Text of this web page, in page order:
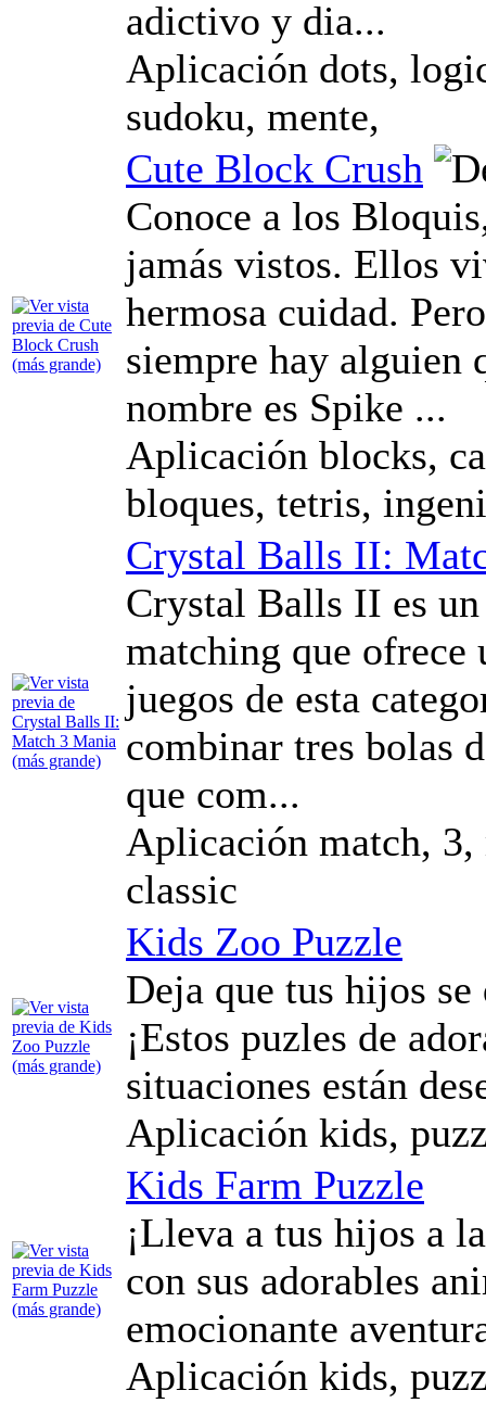
adictivo y dia...
Aplicación dots,
sudoku, mente,
Cute Block Crush
Conoce a los
jamás vistos. Ellos
hermosa cuidad.
siempre hay alguien
nombre es Spike ...
Aplicación blocks,
bloques, tetris,
Crystal Balls II:
Crystal Balls II es
matching que ofrece
juegos de esta
combinar tres bolas
que com...
Aplicación match, 3,
classic
Kids Zoo Puzzle
Deja que tus hijos
¡Estos puzles de
situaciones están
Aplicación kids,
Kids Farm Puzzle
¡Lleva a tus hijos a
con sus adorables
emocionante
Aplicación kids,